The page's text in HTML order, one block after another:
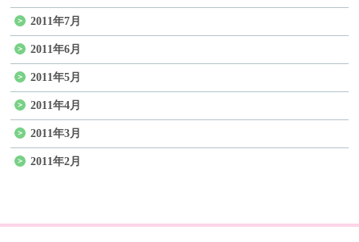
2011年7月
2011年6月
2011年5月
2011年4月
2011年3月
2011年2月